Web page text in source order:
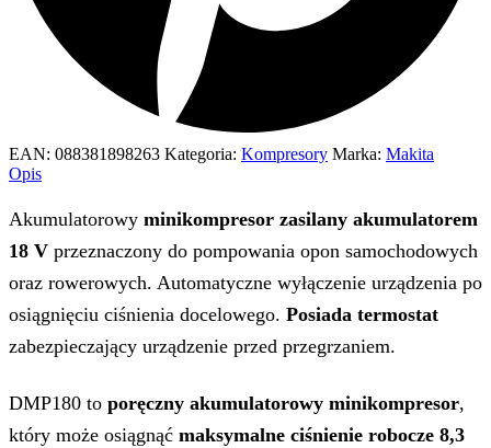
EAN: 088381898263 Kategoria: Kompresory Marka: Makita
Opis
Akumulatorowy minikompresor zasilany akumulatorem
18 V przeznaczony do pompowania opon samochodowych
oraz rowerowych. Automatyczne wyłączenie urządzenia po
osiągnięciu ciśnienia docelowego. Posiada termostat
zabezpieczający urządzenie przed przegrzaniem.
DMP180 to poręczny akumulatorowy minikompresor,
który może osiągnąć maksymalne ciśnienie robocze 8,3